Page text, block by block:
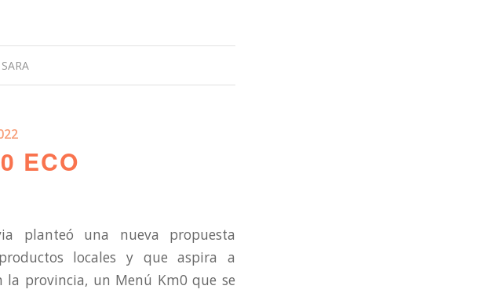
SARA
ECO
planteó una nueva propuesta
locales y que aspira a
la provincia, un Menú Km0 que se